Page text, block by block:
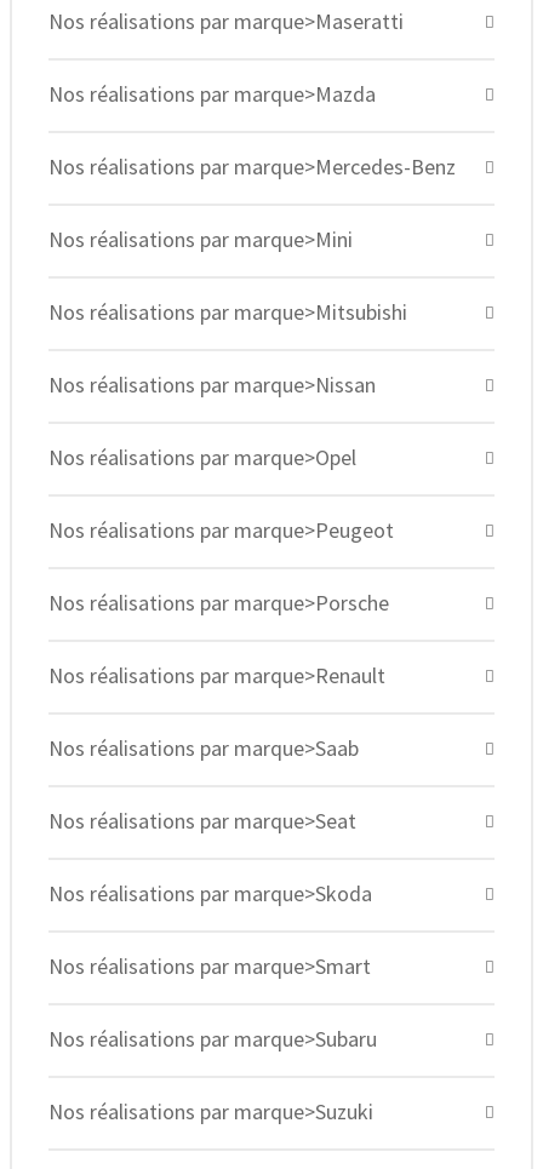
Nos réalisations par marque>Maseratti
Nos réalisations par marque>Mazda
Nos réalisations par marque>Mercedes-Benz
Nos réalisations par marque>Mini
Nos réalisations par marque>Mitsubishi
Nos réalisations par marque>Nissan
Nos réalisations par marque>Opel
Nos réalisations par marque>Peugeot
Nos réalisations par marque>Porsche
Nos réalisations par marque>Renault
Nos réalisations par marque>Saab
Nos réalisations par marque>Seat
Nos réalisations par marque>Skoda
Nos réalisations par marque>Smart
Nos réalisations par marque>Subaru
Nos réalisations par marque>Suzuki